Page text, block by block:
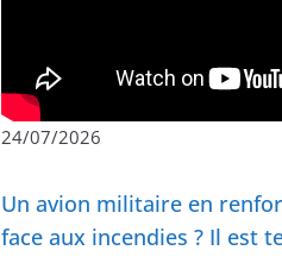
24/07/2026
Un avion militaire en
face aux incendies ? Il est